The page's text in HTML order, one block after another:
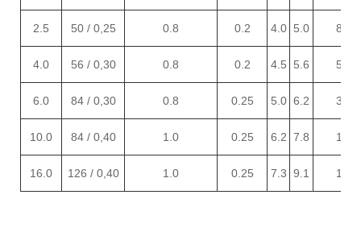
2.5 50 / 0,25 0.8 0.2 4.0 5.0 8.21
4.0 56 / 0,30 0.8 0.2 4.5 5.6 5.09
6.0 84 / 0,30 0.8 0.25 5.0 6.2 3.39
10.0 84 / 0,40 1.0 0.25 6.2 7.8 1.95
16 .0 126 / 0,40 1.0 0.25 7.3 9.1 1.24